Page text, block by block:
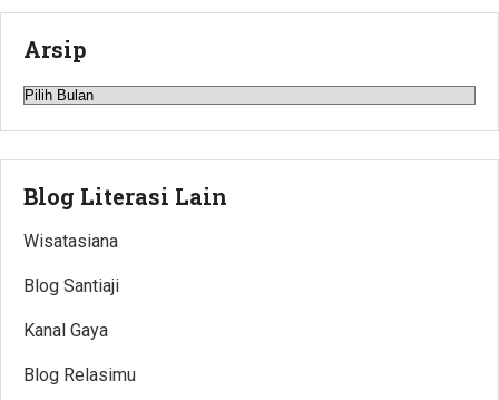
Arsip
Arsip
Blog Literasi Lain
Wisatasiana
Blog Santiaji
Kanal Gaya
Blog Relasimu